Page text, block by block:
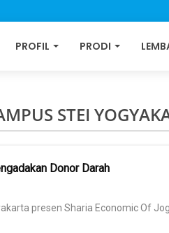
PROFIL PRODI
STEI
Donor Darah
presen Sharia Economic Of